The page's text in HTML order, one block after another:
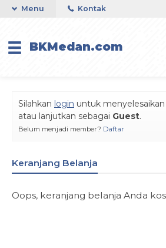
Menu Kontak
BKMedan.com
Silahkan login untuk
atau lanjutkan sebagai Guest.
Belum menjadi member? Daftar
Keranjang Belanja
Oops, keranjang belanja Anda